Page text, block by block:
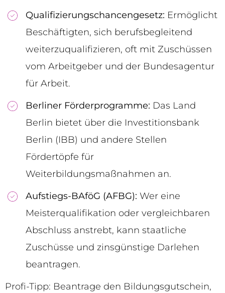
Qualifizierungschancengesetz: Ermöglicht
Beschäftigten, sich berufsbegleitend
weiterzuqualifizieren, oft mit Zuschüssen
vom Arbeitgeber und der Bundesagentur
für Arbeit.
Berliner Förderprogramme: Das Land
Berlin bietet über die Investitionsbank
Berlin (IBB) und andere Stellen
Fördertöpfe für
Weiterbildungsmaßnahmen an.
Aufstiegs-BAföG (AFBG): Wer eine
Meisterqualifikation oder vergleichbaren
Abschluss anstrebt, kann staatliche
Zuschüsse und zinsgünstige Darlehen
beantragen.
Profi-Tipp: Beantrage den Bildungsgutschein,